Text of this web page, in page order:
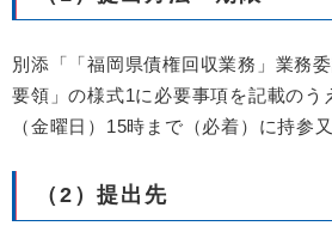
別添「「福岡県債権回収業務」業務
要領」の様式1に必要事項を記載のう
（金曜日）15時まで（必着）に持参
（2）提出先